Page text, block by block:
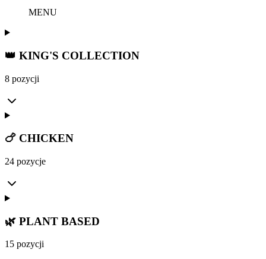
MENU
👑 KING'S COLLECTION
8 pozycji
🍗 CHICKEN
24 pozycje
🌿 PLANT BASED
15 pozycji